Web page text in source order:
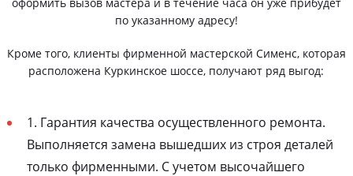
по указанному адресу!
Кроме того, клиенты фирменной мастерской Сименс, которая
расположена Куркинское шоссе, получают ряд выгод:
1. Гарантия качества осуществленного ремонта.
Выполняется замена вышедших из строя деталей
только фирменными. С учетом высочайшего